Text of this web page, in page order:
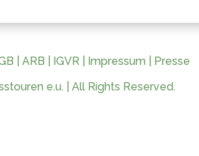
ARB IGVR| Impressum
Presse
e.u. | All Rights Reserved.